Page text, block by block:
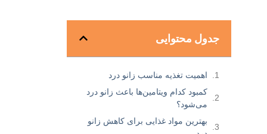
جدول محتوایی
اهمیت تغذیه مناسب زانو درد
کمبود کدام ویتامین‌ها باعث زانو درد
می‌شود؟
بهترین مواد غذایی برای کاهش زانو